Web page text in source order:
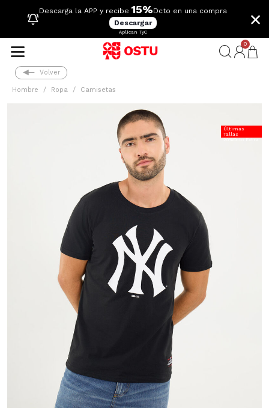
Descarga la APP y recibe 15%Dcto en una compra
Descargar
Aplican TyC
×
0
Volver
Hombre Ropa Camisetas
Últimas
Tallas